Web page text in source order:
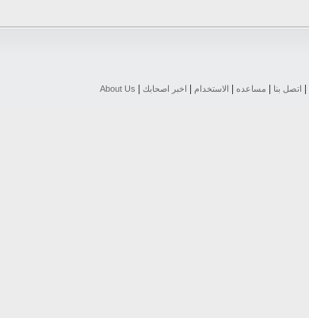
اتصل بنا مساعده الاستخدام اخبر اصحابك About Us